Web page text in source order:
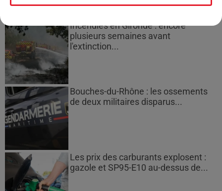
Incendies en Gironde : encore
plusieurs semaines avant
l'extinction...
Bouches-du-Rhône : les ossements
de deux militaires disparus...
Les prix des carburants explosent :
gazole et SP95-E10 au-dessus de...